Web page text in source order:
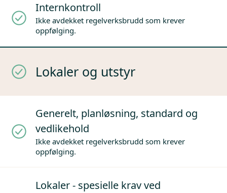
Internkontroll
Ikke avdekket regelverksbrudd som krever
oppfølging.
Lokaler og utstyr
Generelt, planløsning, standard og
vedlikehold
Ikke avdekket regelverksbrudd som krever
oppfølging.
Lokaler - spesielle krav ved